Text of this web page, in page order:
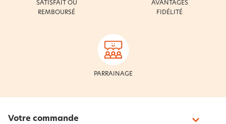
SATISFAIT OU
REMBOURSÉ
AVANTAGES
FIDÉLITÉ
PARRAINAGE
Votre commande